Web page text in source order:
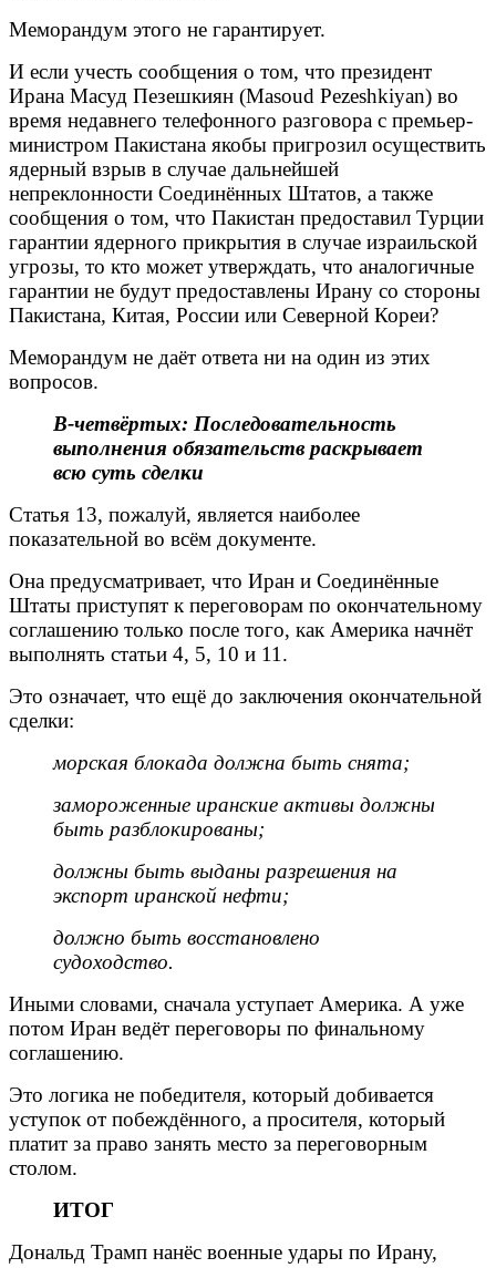
Меморандум этого не гарантирует.
И если учесть сообщения о том, что президент
Ирана Масуд Пезешкиян (Masoud Pezeshkiyan) во
время недавнего телефонного разговора с премьер-
министром Пакистана якобы пригрозил осуществить
ядерный взрыв в случае дальнейшей
непреклонности Соединённых Штатов, а также
сообщения о том, что Пакистан предоставил Турции
гарантии ядерного прикрытия в случае израильской
угрозы, то кто может утверждать, что аналогичные
гарантии не будут предоставлены Ирану со стороны
Пакистана, Китая, России или Северной Кореи?
Меморандум не даёт ответа ни на один из этих
вопросов.
В-четвёртых: Последовательность
выполнения обязательств раскрывает
всю суть сделки
Статья 13, пожалуй, является наиболее
показательной во всём документе.
Она предусматривает, что Иран и Соединённые
Штаты приступят к переговорам по окончательному
соглашению только после того, как Америка начнёт
выполнять статьи 4, 5, 10 и 11.
Это означает, что ещё до заключения окончательной
сделки:
морская блокада должна быть снята;
замороженные иранские активы должны
быть разблокированы;
должны быть выданы разрешения на
экспорт иранской нефти;
должно быть восстановлено
судоходство.
Иными словами, сначала уступает Америка. А уже
потом Иран ведёт переговоры по финальному
соглашению.
Это логика не победителя, который добивается
уступок от побеждённого, а просителя, который
платит за право занять место за переговорным
столом.
ИТОГ
Дональд Трамп нанёс военные удары по Ирану,